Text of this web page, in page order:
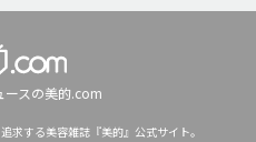
ースの美的.com
求する美容雑誌『美的』公式サイト。